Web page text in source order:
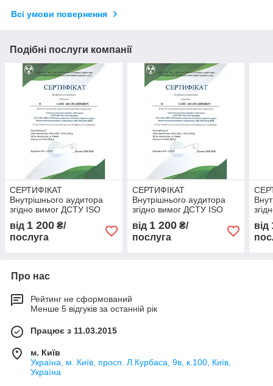
Всі умови повернення
Подібні послуги компанії
СЕРТИФІКАТ
Внутрішнього аудитора
згідно вимог ДСТУ ISO
19011:2019 та ДСТУ ISO
39001:2015
від 1 200 ₴/
послуга
СЕРТИФІКАТ
Внутрішнього аудитора
згідно вимог ДСТУ ISO
19011:2019 та ДСТУ ISO
39001:2015
від 1 200₴/
послуга
від
Про нас
Рейтинг не сформований
Менше 5 відгуків за останній рік
Працює з 11.03.2015
м. Київ
Україна, м. Київ, просп. Л.Курбаса, 9в, к.100, Київ,
Україна